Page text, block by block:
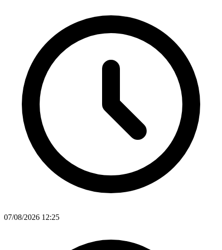
07/08/2026 12:25